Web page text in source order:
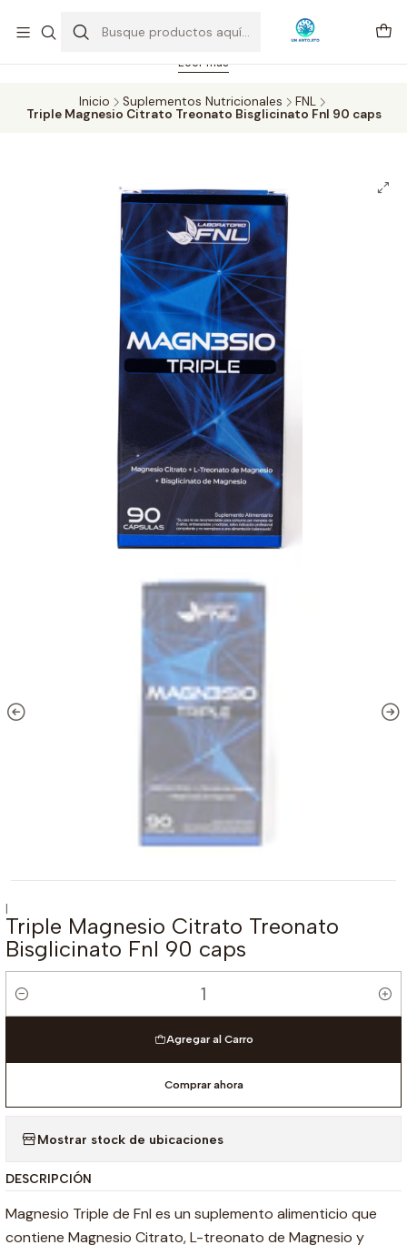
Feriado 21-05-2026 atención hasta las 14 hrs. Envío GRATIS mismo
día solo área Metropolitana Santiago por compras desde CLP 39.900.
Pedidos hasta 16 hrs., sábados y domingos hasta 14 hrs.
Leer más
Inicio Suplementos Nutricionales
FNL
Triple Magnesio Citrato Treonato Bisglicinato Fnl 90 caps
|
Triple Magnesio Citrato Treonato
Bisglicinato Fnl 90 caps
Cantidad
Agregar al Carro
Comprar ahora
Mostrar stock de ubicaciones
DESCRIPCIÓN
Magnesio Triple de Fnl es un suplemento alimenticio que
contiene Magnesio Citrato, L-treonato de Magnesio y